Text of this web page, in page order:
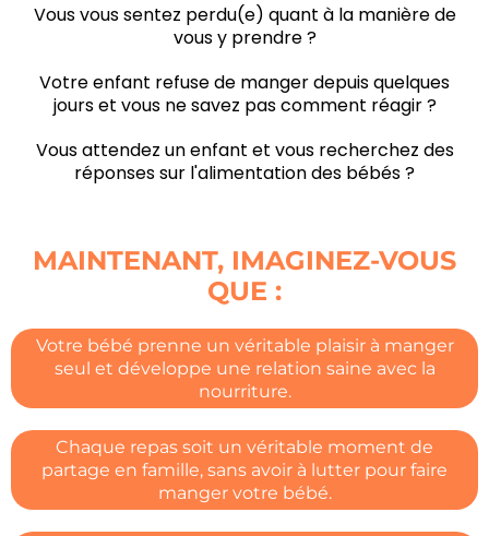
Vous vous sentez perdu(e) quant à la manière de
vous y prendre ?
Votre enfant refuse de manger depuis quelques
jours et vous ne savez pas comment réagir ?
Vous attendez un enfant et vous recherchez des
réponses sur l'alimentation des bébés ?
MAINTENANT, IMAGINEZ-VOUS
QUE :
Votre bébé prenne un véritable plaisir à manger
seul et développe une relation saine avec la
nourriture.
Chaque repas soit un véritable moment de
partage en famille, sans avoir à lutter pour faire
manger votre bébé.